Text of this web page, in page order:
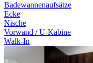
Badewannenaufsätze
Ecke
Nische
Vorwand / U-Kabine
Walk-In